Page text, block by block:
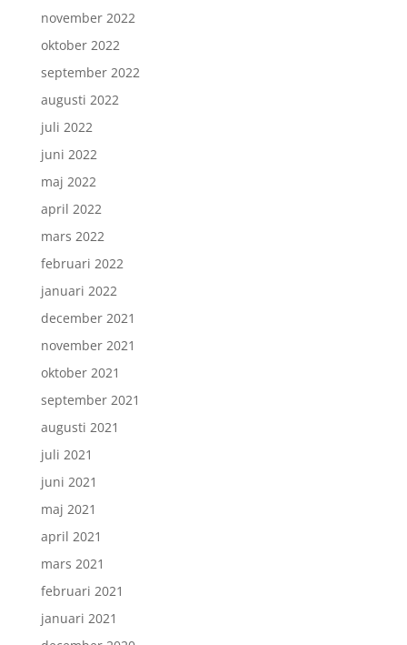
november 2022
oktober 2022
september 2022
augusti 2022
juli 2022
juni 2022
maj 2022
april 2022
mars 2022
februari 2022
januari 2022
december 2021
november 2021
oktober 2021
september 2021
augusti 2021
juli 2021
juni 2021
maj 2021
april 2021
mars 2021
februari 2021
januari 2021